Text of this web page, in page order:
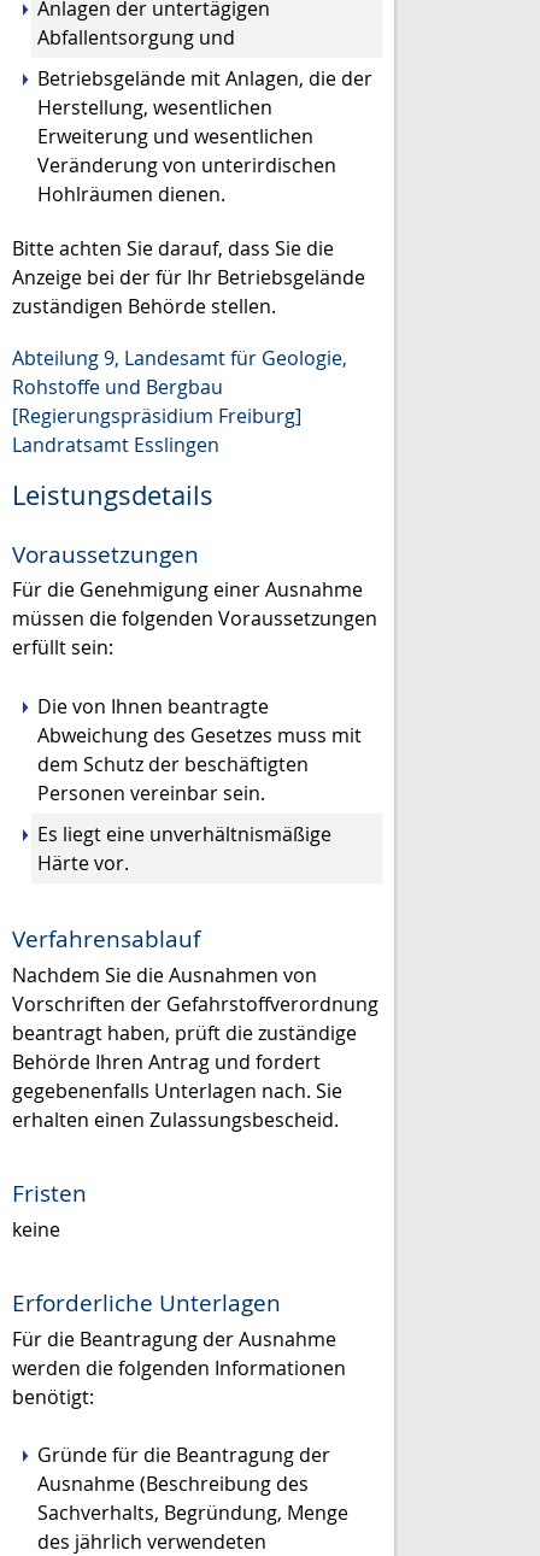
Anlagen der untertägigen
Abfallentsorgung und
Betriebsgelände mit Anlagen, die der
Herstellung, wesentlichen
Erweiterung und wesentlichen
Veränderung von unterirdischen
Hohlräumen dienen.
Bitte achten Sie darauf, dass Sie die
Anzeige bei der für Ihr Betriebsgelände
zuständigen Behörde stellen.
Abteilung 9, Landesamt für Geologie,
Rohstoffe und Bergbau
[Regierungspräsidium Freiburg]
Landratsamt Esslingen
Leistungsdetails
Voraussetzungen
Für die Genehmigung einer Ausnahme
müssen die folgenden Voraussetzungen
erfüllt sein:
Die von Ihnen beantragte
Abweichung des Gesetzes muss mit
dem Schutz der beschäftigten
Personen vereinbar sein.
Es liegt eine unverhältnismäßige
Härte vor.
Verfahrensablauf
Nachdem Sie die Ausnahmen von
Vorschriften der Gefahrstoffverordnung
beantragt haben, prüft die zuständige
Behörde Ihren Antrag und fordert
gegebenenfalls Unterlagen nach. Sie
erhalten einen Zulassungsbescheid.
Fristen
keine
Erforderliche Unterlagen
Für die Beantragung der Ausnahme
werden die folgenden Informationen
benötigt:
Gründe für die Beantragung der
Ausnahme (Beschreibung des
Sachverhalts, Begründung, Menge
des jährlich verwendeten